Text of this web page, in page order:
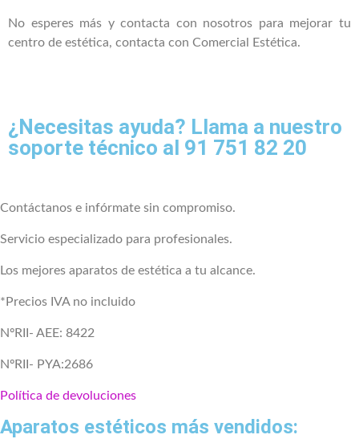
No esperes más y contacta con nosotros para mejorar tu
centro de estética, contacta con Comercial Estética.
¿Necesitas ayuda? Llama a nuestro
soporte técnico al 91 751 82 20
Contáctanos e infórmate sin compromiso.
Servicio especializado para profesionales.
Los mejores aparatos de estética a tu alcance.
*Precios IVA no incluido
NºRII- AEE: 8422
NºRII- PYA:2686
Política de devoluciones
Aparatos estéticos más vendidos: